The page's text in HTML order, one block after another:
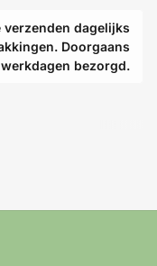
verzenden dagelijks
Doorgaans
bezorgd.